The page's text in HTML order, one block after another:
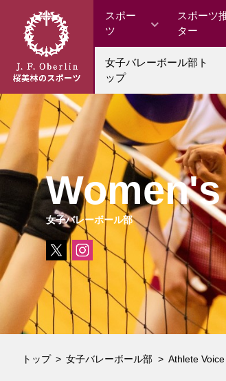
スポー
ツ
スポーツ
ター
女子バレーボール部ト
ップ
女子バレーボール部
トップ 女子バレーボール部 Athlete Voice